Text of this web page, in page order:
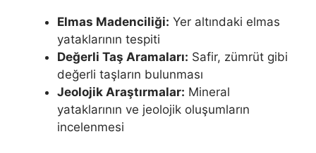
Elmas Madenciliği: Yer altındaki elmas
yataklarının tespiti
Değerli Taş Aramaları: Safir, zümrüt gibi
değerli taşların bulunması
Jeolojik Araştırmalar: Mineral
yataklarının ve jeolojik oluşumların
incelenmesi